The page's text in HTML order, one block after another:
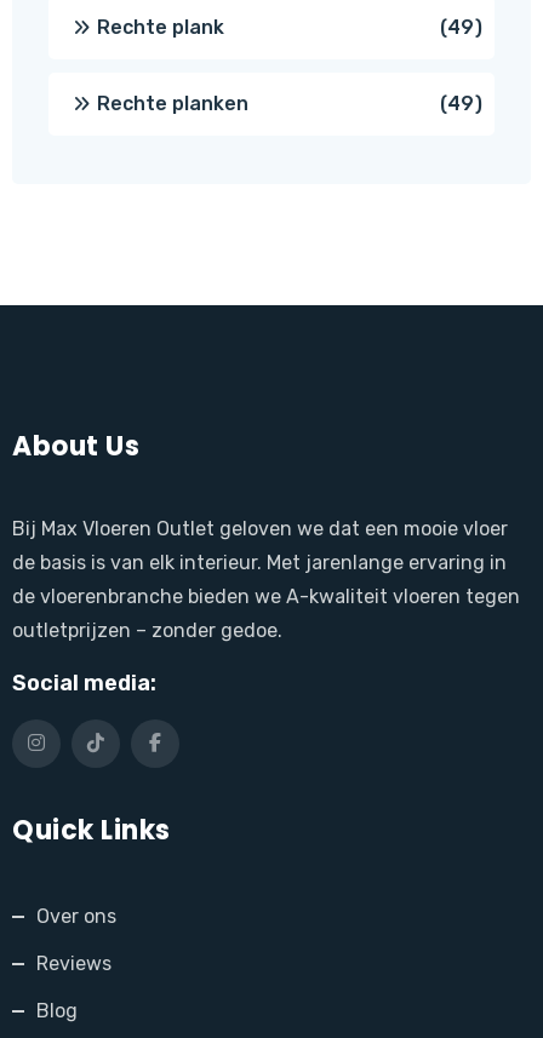
Rechte plank 4949
Rechte planken 4949
About Us
Bij Max Vloeren Outlet geloven we dat een mooie vloer
de basis is van elk interieur. Met jarenlange ervaring in
de vloerenbranche bieden we A-kwaliteit vloeren tegen
outletprijzen – zonder gedoe.
Social media:
Quick Links
Over ons
Reviews
Blog